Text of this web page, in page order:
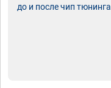
до и после чип тюнинга